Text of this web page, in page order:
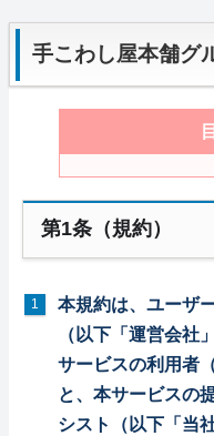
サイトマップ
手こわし屋本舗グ
第1条（規約）
本規約は、ユーザ
（以下「運営会社
サービスの利用者
と、本サービスの
シスト（以下「当